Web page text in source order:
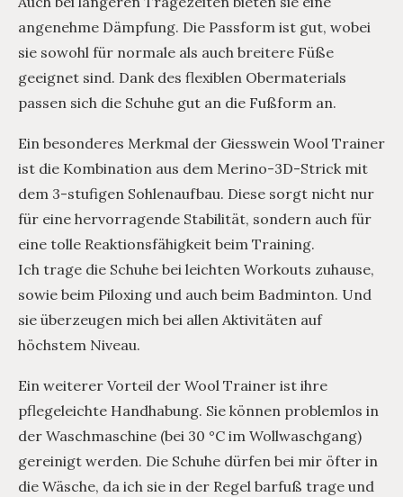
angenehme Dämpfung. Die Passform ist gut, wobei
sie sowohl für normale als auch breitere Füße
geeignet sind. Dank des flexiblen Obermaterials
passen sich die Schuhe gut an die Fußform an.
Ein besonderes Merkmal der Giesswein Wool Trainer
ist die Kombination aus dem Merino-3D-Strick mit
dem 3-stufigen Sohlenaufbau. Diese sorgt nicht nur
für eine hervorragende Stabilität, sondern auch für
eine tolle Reaktionsfähigkeit beim Training.
Ich trage die Schuhe bei leichten Workouts zuhause,
sowie beim Piloxing und auch beim Badminton. Und
sie überzeugen mich bei allen Aktivitäten auf
höchstem Niveau.
Ein weiterer Vorteil der Wool Trainer ist ihre
pflegeleichte Handhabung. Sie können problemlos in
der Waschmaschine (bei 30 °C im Wollwaschgang)
gereinigt werden. Die Schuhe dürfen bei mir öfter in
die Wäsche, da ich sie in der Regel barfuß trage und